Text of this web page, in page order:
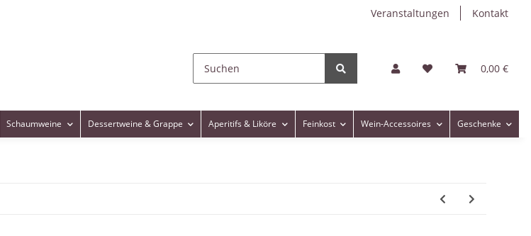
Veranstaltungen Kontakt
0,00 €
Schaumweine Dessertweine & Grappe Aperitifs & Liköre Feinkost Wein-Accessoires Geschenke